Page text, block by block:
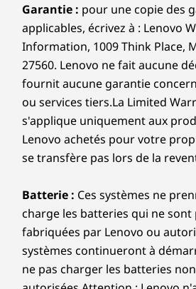
Garantie : pour une copie des
applicables, écrivez à : Lenovo
Information, 1009 Think Place,
27560. Lenovo ne fait aucune
fournit aucune garantie
ou services tiers.La Limited
s'applique uniquement aux
Lenovo achetés pour votre
se transfère pas lors de la
Batterie : Ces systèmes ne
charge les batteries qui ne
fabriquées par Lenovo ou
systèmes continueront à
ne pas charger les batteries non